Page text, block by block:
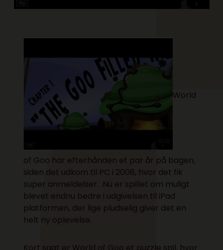
World
of Goo har efterhånden et par år på bagen,
siden det udkom til PC i 2008, hvor det fik
super anmeldelser. Nu er spillet om muligt
blevet endnu bedre i udgivelsen til iPad
platformen, der lige pludselig giver det en
helt ny oplevelse.